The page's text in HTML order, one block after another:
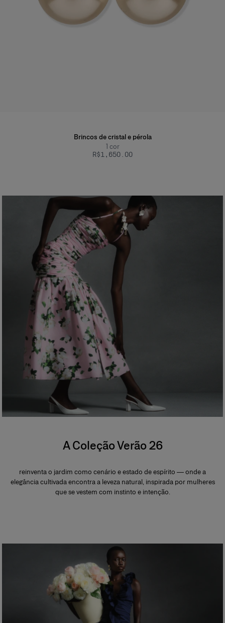
Brincos de cristal e pérola
1 cor
R$‌1,650.00
A Coleção Verão 26
reinventa o jardim como cenário e estado de espírito — onde a
elegância cultivada encontra a leveza natural, inspirada por mulheres
que se vestem com instinto e intenção.